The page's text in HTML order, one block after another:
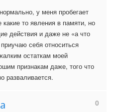
у меня пробегает
то явления в памяти, но
действия и даже не «а что
себя относиться
остаткам моей
признакам даже, того что
разваливается.
0